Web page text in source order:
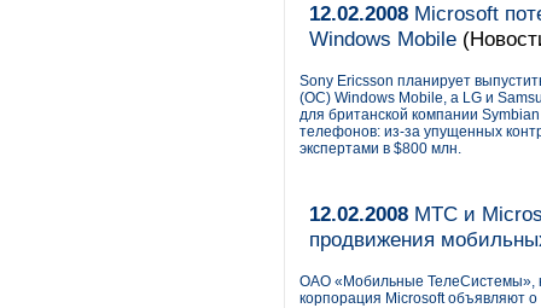
12.02.2008 Microsoft
Windows Mobile
Sony Ericsson планирует
(ОС) Windows Mobile, а LG и
для британской компании
телефонов: из-за упущенных
экспертами в $800 млн.
12.02.2008 МТС и
продвижения
ОАО «Мобильные ТелеСистемы»,
корпорация Microsoft объявляют о